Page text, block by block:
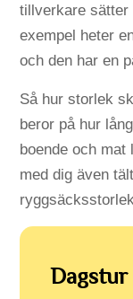
tillverkare sätter
exempel heter
och den har en
Så hur storlek
beror på hur
boende och mat
med dig även
Dagstur